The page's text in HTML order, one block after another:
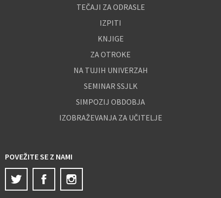
TEČAJI ZA ODRASLE
IZPITI
KNJIGE
ZA OTROKE
NA TUJIH UNIVERZAH
SEMINAR SSJLK
SIMPOZIJ OBDOBJA
IZOBRAŽEVANJA ZA UČITELJE
POVEŽITE SE Z NAMI
Twitter
Facebook